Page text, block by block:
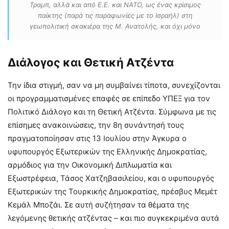
Τραμπ, αλλά και από Ε.Ε. και ΝΑΤΟ, ως ένας κρίσιμος
παίκτης (παρά τις παραφωνίες με το Ισραήλ) στη
γεωπολιτική σκακιέρα της Μ. Ανατολής, και όχι μόνο
Διάλογος και Θετική Ατζέντα
Την ίδια στιγμή, σαν να μη συμβαίνει τίποτα, συνεχίζονται
οι προγραμματισμένες επαφές σε επίπεδο ΥΠΕΞ για τον
Πολιτικό Διάλογο και τη Θετική Ατζέντα. Σύμφωνα με τις
επίσημες ανακοινώσεις, την 8η συνάντησή τους
πραγματοποίησαν στις 13 Ιουλίου στην Άγκυρα ο
υφυπουργός Εξωτερικών της Ελληνικής Δημοκρατίας,
αρμόδιος για την Οικονομική Διπλωματία και
Εξωστρέφεια, Τάσος Χατζηβασιλείου, και ο υφυπουργός
Εξωτερικών της Τουρκικής Δημοκρατίας, πρέσβυς Μεμέτ
Κεμάλ Μποζάι. Σε αυτή συζήτησαν τα θέματα της
λεγόμενης θετικής ατζέντας – και πιο συγκεκριμένα αυτά